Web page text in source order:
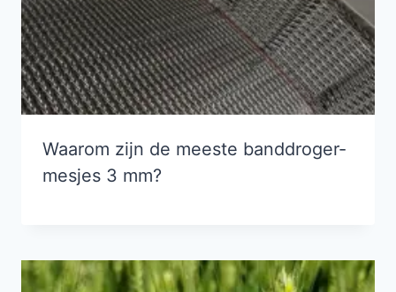
Waarom zijn de meeste banddroger-
mesjes 3 mm?